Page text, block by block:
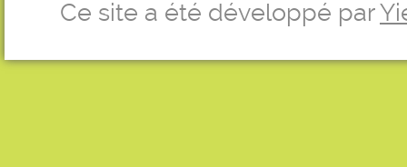
Ce site a été développé par